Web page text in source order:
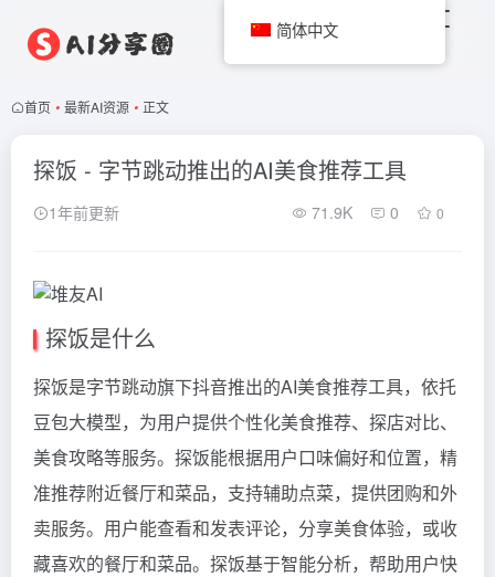
首页 • 最新AI资源 • 正文
探饭 - 字节跳动推出的AI美食推荐工具
1年前更新 71.9K 0 0
探饭是什么
探饭是字节跳动旗下抖音推出的AI美食推荐工具，依托
豆包大模型，为用户提供个性化美食推荐、探店对比、
美食攻略等服务。探饭能根据用户口味偏好和位置，精
准推荐附近餐厅和菜品，支持辅助点菜，提供团购和外
卖服务。用户能查看和发表评论，分享美食体验，或收
藏喜欢的餐厅和菜品。探饭基于智能分析，帮助用户快
简体中文